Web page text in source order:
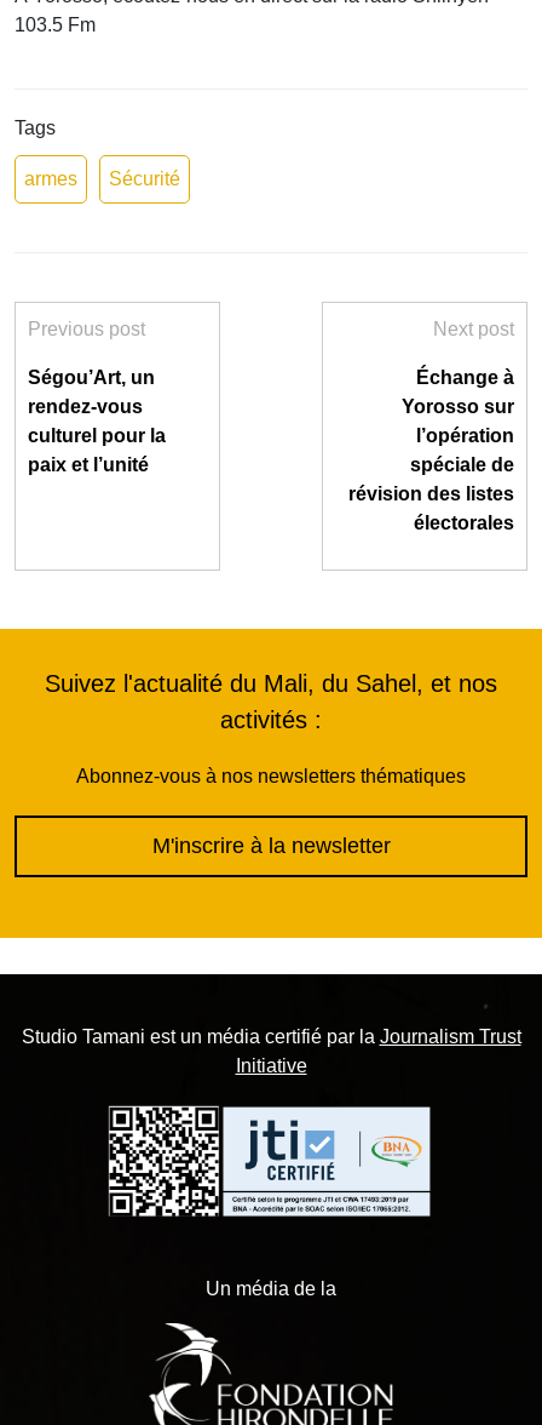
103.5 Fm
Tags
armes Sécurité
Previous post
Ségou’Art, un
rendez-vous
culturel pour la
paix et l’unité
Next post
Échange à
Yorosso sur
l’opération
spéciale de
révision des listes
électorales
Suivez l'actualité du Mali, du Sahel, et nos
activités :
Abonnez-vous à nos newsletters thématiques
M'inscrire à la newsletter
Studio Tamani est un média certifié par la Journalism Trust
Initiative
Un média de la